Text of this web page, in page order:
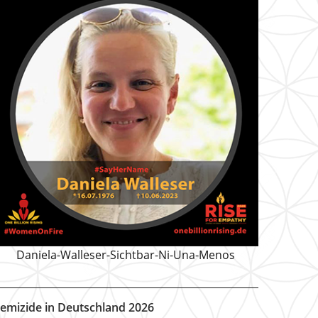
Daniela-Walleser-Sichtbar-Ni-Una-Menos
in Deutschland 2026